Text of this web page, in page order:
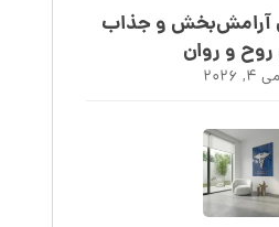
آرامش‌بخش‌ و جذاب‌
روح و روان
می ۴, ۲۰۲۶